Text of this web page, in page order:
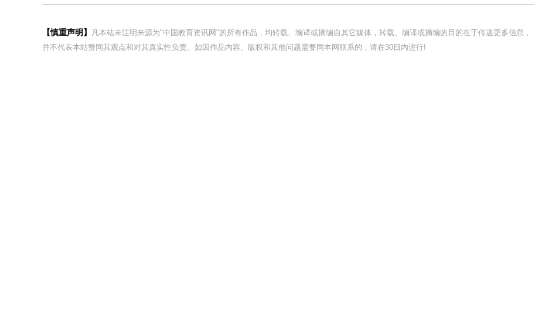
【慎重声明】
凡本站未注明来源为"中国教育资讯网"的所有作品，均转载、编译或摘编自其它媒体，转载、编译或摘编的目的在于传递更多信息，
并不代表本站赞同其观点和对其真实性负责。如因作品内容、版权和其他问题需要同本网联系的，请在30日内进行!